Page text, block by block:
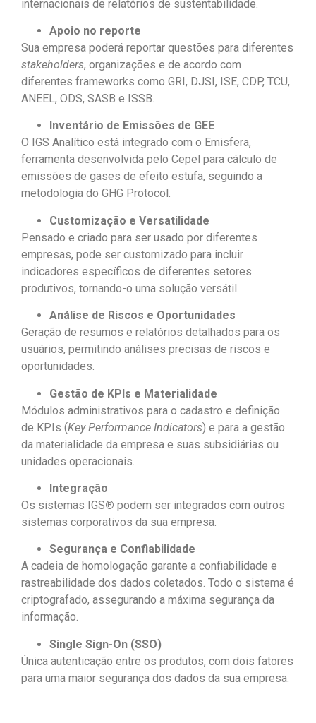
internacionais de relatórios de sustentabilidade.
Apoio no reporte
Sua empresa poderá reportar questões para diferentes
stakeholders, organizações e de acordo com
diferentes frameworks como GRI, DJSI, ISE, CDP, TCU,
ANEEL, ODS, SASB e ISSB.
Inventário de Emissões de GEE
O IGS Analítico está integrado com o Emisfera,
ferramenta desenvolvida pelo Cepel para cálculo de
emissões de gases de efeito estufa, seguindo a
metodologia do GHG Protocol.
Customização e Versatilidade
Pensado e criado para ser usado por diferentes
empresas, pode ser customizado para incluir
indicadores específicos de diferentes setores
produtivos, tornando-o uma solução versátil.
Análise de Riscos e Oportunidades
Geração de resumos e relatórios detalhados para os
usuários, permitindo análises precisas de riscos e
oportunidades.
Gestão de KPIs e Materialidade
Módulos administrativos para o cadastro e definição
de KPIs (Key Performance Indicators) e para a gestão
da materialidade da empresa e suas subsidiárias ou
unidades operacionais.
Integração
Os sistemas IGS® podem ser integrados com outros
sistemas corporativos da sua empresa.
Segurança e Confiabilidade
A cadeia de homologação garante a confiabilidade e
rastreabilidade dos dados coletados. Todo o sistema é
criptografado, assegurando a máxima segurança da
informação.
Single Sign-On (SSO)
Única autenticação entre os produtos, com dois fatores
para uma maior segurança dos dados da sua empresa.